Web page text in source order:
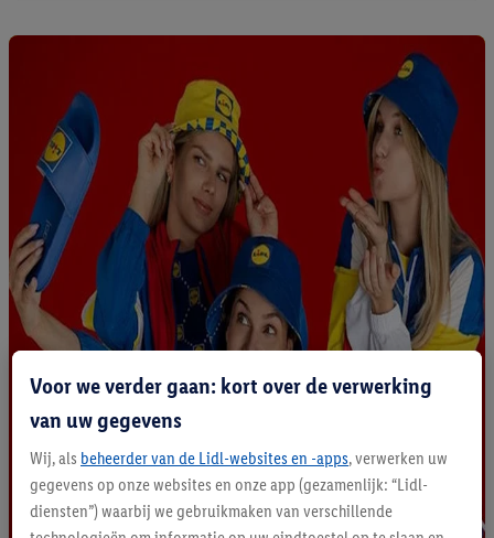
Voor we verder gaan: kort over de verwerking
van uw gegevens
Wij, als beheerder van de Lidl-websites en -apps, verwerken uw
gegevens op onze websites en onze app (gezamenlijk: “Lidl-
diensten”) waarbij we gebruikmaken van verschillende